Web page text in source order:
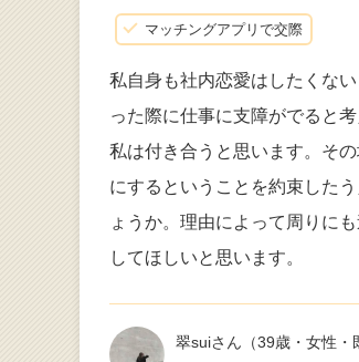
マッチングアプリで交際
私自身も社内恋愛はしたくな
った際に仕事に支障がでると
私は付き合うと思います。そ
にするということを約束した
ょうか。理由によって周りに
してほしいと思います。
翠suiさん （39歳・女性・